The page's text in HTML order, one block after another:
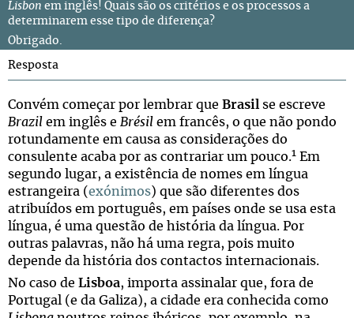
Lisbon em inglês! Quais são os critérios e os processos a
determinarem esse tipo de diferença?
Obrigado.
Resposta
Convém começar por lembrar que Brasil
se escreve
Brazil em inglês e Brésil em francês, o que não pondo
rotundamente em causa as considerações do
consulente acaba por as contrariar um pouco.1 Em
segundo lugar, a existência de nomes em língua
estrangeira (exónimos) que são diferentes dos
atribuídos em português, em países onde se usa esta
língua, é uma questão de história da língua. Por
outras palavras, não há uma regra, pois muito
depende da história dos contactos internacionais.
No caso de Lisboa, importa assinalar que, fora de
Portugal (e da Galiza), a cidade era conhecida como